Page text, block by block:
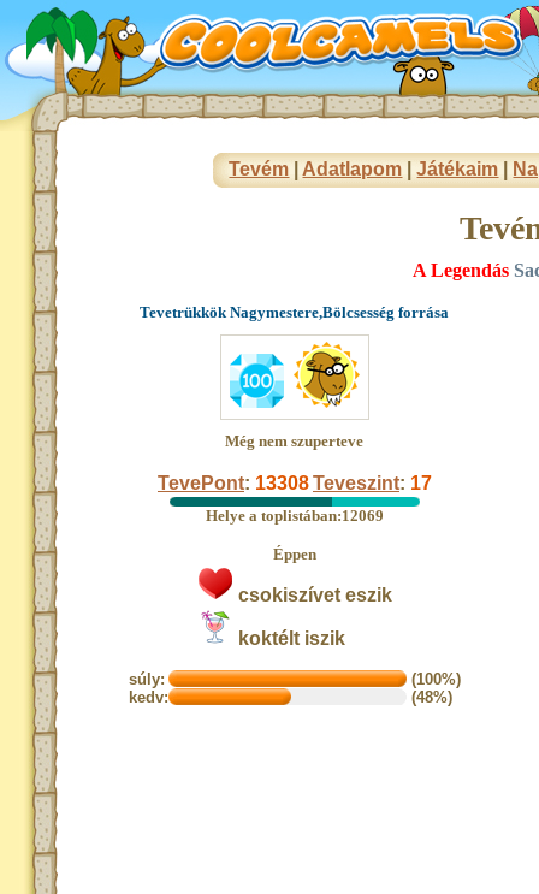
Tevém Adatlapom |Játékaim
A Legendás
Tevetrükkök Nagymestere,Bölcsesség forrása
Még nem szuperteve
TevePont: 13308Teveszint: 17
Helye a toplistában:12069
Éppen
csokiszívet eszik
koktélt iszik
súly:
(100%)
kedv:
(48%)